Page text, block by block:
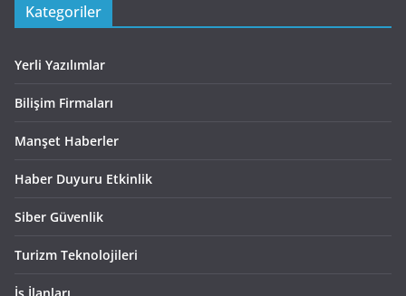
Kategoriler
Yerli Yazılımlar
Bilişim Firmaları
Manşet Haberler
Haber Duyuru Etkinlik
Siber Güvenlik
Turizm Teknolojileri